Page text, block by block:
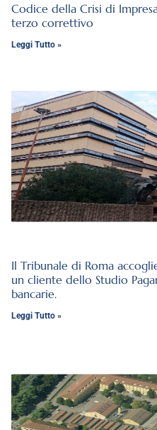
Codice della Crisi di
terzo correttivo
Leggi Tutto »
Il Tribunale di Roma
un cliente dello Studio
bancarie.
Leggi Tutto »